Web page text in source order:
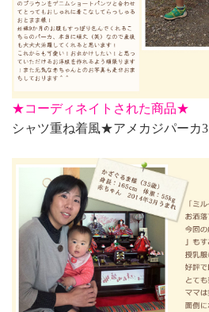
★コーディネイトされた商品★
シャツ重ね着風★アメカジパーカ3